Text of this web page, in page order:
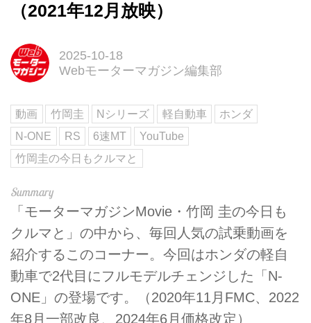
（2021年12月放映）
2025-10-18
Webモーターマガジン編集部
動画 竹岡圭 Nシリーズ 軽自動車
ホンダ
N-ONE
RS 6速MT
YouTube
竹岡圭の今日もクルマと
「モーターマガジンMovie・竹岡 圭の今日も
クルマと」の中から、毎回人気の試乗動画を
紹介するこのコーナー。今回はホンダの軽自
動車で2代目にフルモデルチェンジした「N-
ONE」の登場です。（2020年11月FMC、2022
年8月一部改良、2024年6月価格改定）